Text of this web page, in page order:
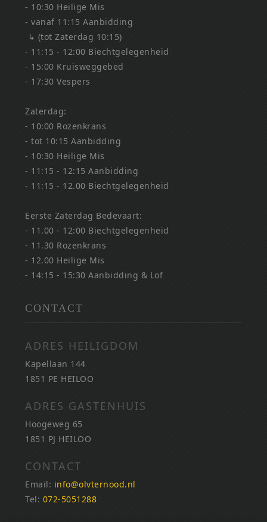
- 10:30 Heilige Mis
- vanaf 11:15 Aanbidding
↳ (tot Zaterdag 10:15)
- 11:15 - 12:00 Biechtgelegenheid
- 15:00 Kruisweggebed
- 17:30 Vespers
Zaterdag:
- 10:00 Rozenkrans
- tot 10:15 Aanbidding
- 10:30 Heilige Mis
- 11:15 - 12:15 Aanbidding
- 11:15 - 12.00 Biechtgelegenheid
Eerste Zaterdag Bedevaart:
- 11.00 - 12:00 Biechtgelegenheid
- 11.30 Rozenkrans
- 12.00 Heilige Mis
- 14:15 - 15:30 Aanbidding & Lof
CONTACT
ADRES HEILIGDOM
Kapellaan 144
1851 PE HEILOO
ADRES GASTENHUIS
Hoogeweg 65
1851 PJ HEILOO
CONTACT
Email: info@olvternood.nl
Tel: 072-5051288